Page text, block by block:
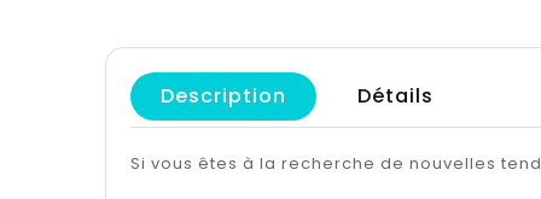
Description Détails
Si vous êtes à la recherche de nouvelles